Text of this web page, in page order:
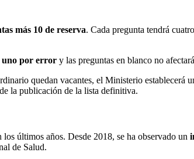
más 10 de reserva. Cada pregunta tendrá
uno por error y las preguntas en blanco no
quedan vacantes, el Ministerio establecerá
la publicación de la lista definitiva.
últimos años. Desde 2018, se ha observado un
de Salud.